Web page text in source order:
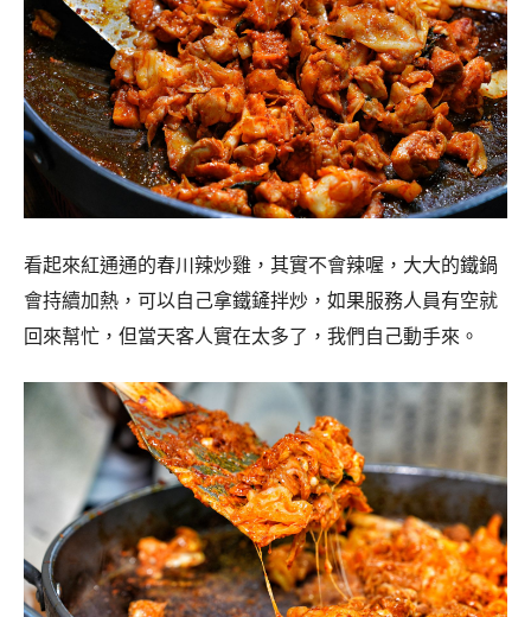
看起來紅通通的春川辣炒雞，其實不會辣喔，大大的鐵鍋
會持續加熱，可以自己拿鐵鏟拌炒，如果服務人員有空就
回來幫忙，但當天客人實在太多了，我們自己動手來。